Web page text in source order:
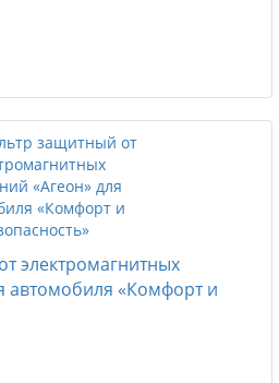
электромагнитных
автомобиля «Комфорт и